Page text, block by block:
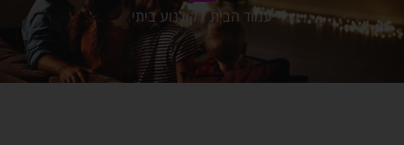
עמוד הבית/ קולנוע ביתי